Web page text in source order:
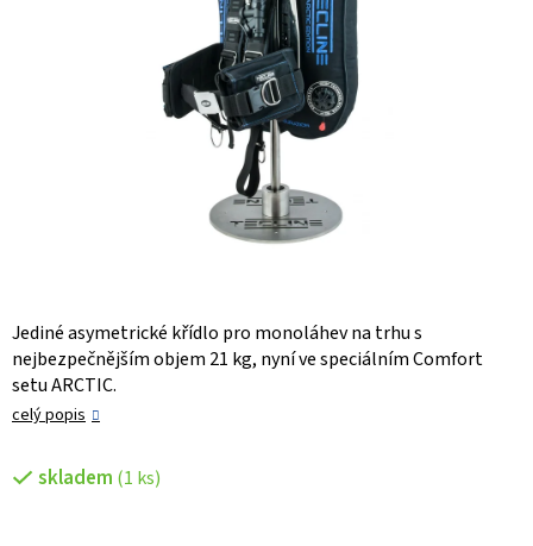
Jediné asymetrické křídlo pro monoláhev na trhu s
nejbezpečnějším objem 21 kg, nyní ve speciálním Comfort
setu ARCTIC.
celý popis
skladem (1 ks)